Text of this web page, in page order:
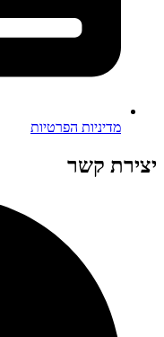
מדיניות הפרטיות
יצירת קשר